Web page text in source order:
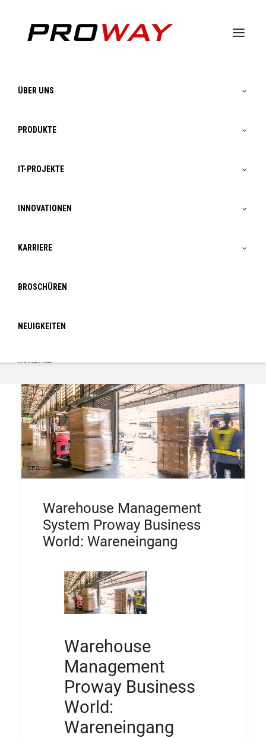
ÜBER UNS
PRODUKTE
IT-PROJEKTE
INNOVATIONEN
KARRIERE
BROSCHÜREN
NEUIGKEITEN
KONTAKT
LOGIN
Warehouse Management
System Proway Business
World: Wareneingang
Warehouse
Management
Proway Business
World:
Wareneingang